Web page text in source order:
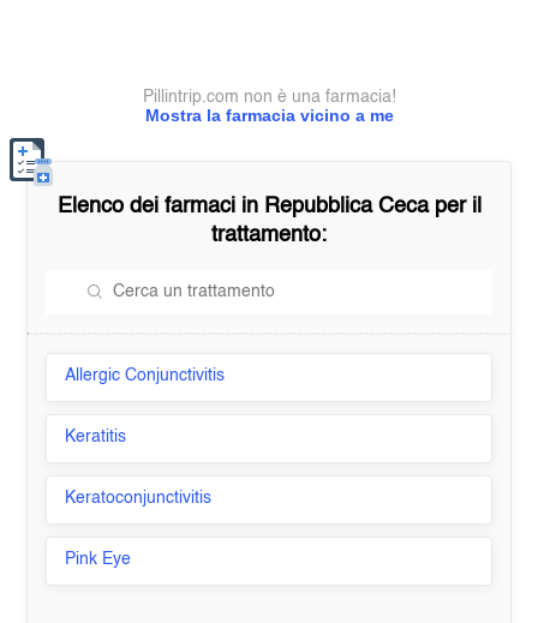
Mostra la farmacia vicino a me
Pillintrip.com non è una farmacia!
Elenco dei farmaci in Repubblica Cecaper il
trattamento:
Allergic Conjunctivitis
Keratitis
Keratoconjunctivitis
Pink Eye